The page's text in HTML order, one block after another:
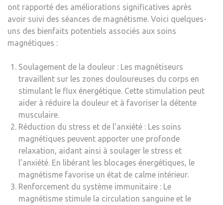
ont rapporté des améliorations significatives après
avoir suivi des séances de magnétisme. Voici quelques-
uns des bienfaits potentiels associés aux soins
magnétiques :
Soulagement de la douleur : Les magnétiseurs
travaillent sur les zones douloureuses du corps en
stimulant le flux énergétique. Cette stimulation peut
aider à réduire la douleur et à favoriser la détente
musculaire.
Réduction du stress et de l’anxiété : Les soins
magnétiques peuvent apporter une profonde
relaxation, aidant ainsi à soulager le stress et
l’anxiété. En libérant les blocages énergétiques, le
magnétisme favorise un état de calme intérieur.
Renforcement du système immunitaire : Le
magnétisme stimule la circulation sanguine et le